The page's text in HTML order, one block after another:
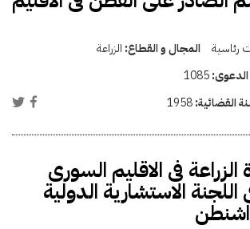
رئاسية المجال و القطاع: الزراعة
الدعوى:1085
القضائية:1958
الزراعة فى الاقليم السورى
الاستشارية الدولية